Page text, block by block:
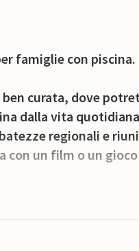
famiglie con piscina.
curata, dove
dalla vita
regionali e
con un film o un gioco
nell'ampio giardino e
grigliate